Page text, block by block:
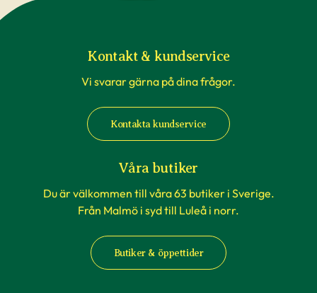
Kontakt & kundservice
Vi svarar gärna på dina frågor.
Kontakta kundservice
Våra butiker
Du är välkommen till våra 63 butiker i Sverige.
Från Malmö i syd till Luleå i norr.
Butiker & öppettider